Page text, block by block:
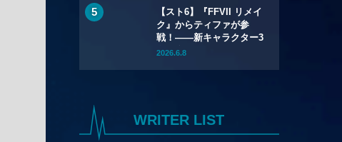
ード レクイエム』も
20%OFFに
【スト6】『FFVII リメイ
ク』からティファが参
戦！――新キャラクター3
名を含むYear 4のライン
2026.6.8
WRITER LIST